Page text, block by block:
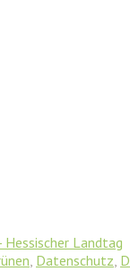
Hessischer Landtag
Datenschutz